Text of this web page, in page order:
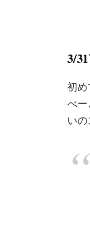
3/
初
べ
い